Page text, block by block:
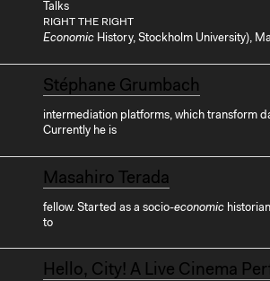
Talks
RIGHT THE RIGHT
Economic History, Stockholm University),
Stéphane Grumbach
intermediation platforms, which transform
Currently he is
Masahiro Terada
fellow. Started as a socio-economic
to
Hello, City! A Live Cinema